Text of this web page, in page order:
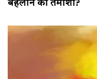
बहलाने का तमाशा?